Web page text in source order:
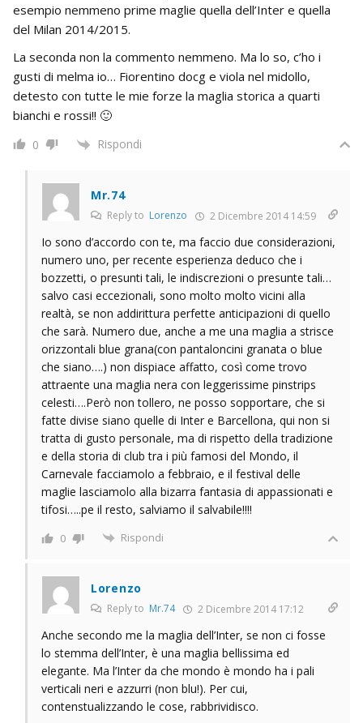
esempio nemmeno prime maglie quella dell’Inter e quella
del Milan 2014/2015.
La seconda non la commento nemmeno. Ma lo so, c’ho i
gusti di melma io… Fiorentino docg e viola nel midollo,
detesto con tutte le mie forze la maglia storica a quarti
bianchi e rossi!! 🙂
0 Rispondi
Mr.74
Reply to Lorenzo 2 Dicembre 2014 14:59
Io sono d’accordo con te, ma faccio due considerazioni,
numero uno, per recente esperienza deduco che i
bozzetti, o presunti tali, le indiscrezioni o presunte tali…
salvo casi eccezionali, sono molto molto vicini alla
realtà, se non addirittura perfette anticipazioni di quello
che sarà. Numero due, anche a me una maglia a strisce
orizzontali blue grana(con pantaloncini granata o blue
che siano….) non dispiace affatto, così come trovo
attraente una maglia nera con leggerissime pinstrips
celesti….Però non tollero, ne posso sopportare, che si
fatte divise siano quelle di Inter e Barcellona, qui non si
tratta di gusto personale, ma di rispetto della tradizione
e della storia di club tra i più famosi del Mondo, il
Carnevale facciamolo a febbraio, e il festival delle
maglie lasciamolo alla bizarra fantasia di appassionati e
tifosi…..pe il resto, salviamo il salvabile!!!!
0 Rispondi
Lorenzo
Reply to Mr.74 2 Dicembre 2014 17:12
Anche secondo me la maglia dell’Inter, se non ci fosse
lo stemma dell’Inter, è una maglia bellissima ed
elegante. Ma l’Inter da che mondo è mondo ha i pali
verticali neri e azzurri (non blu!). Per cui,
contenstualizzando le cose, rabbrividisco.